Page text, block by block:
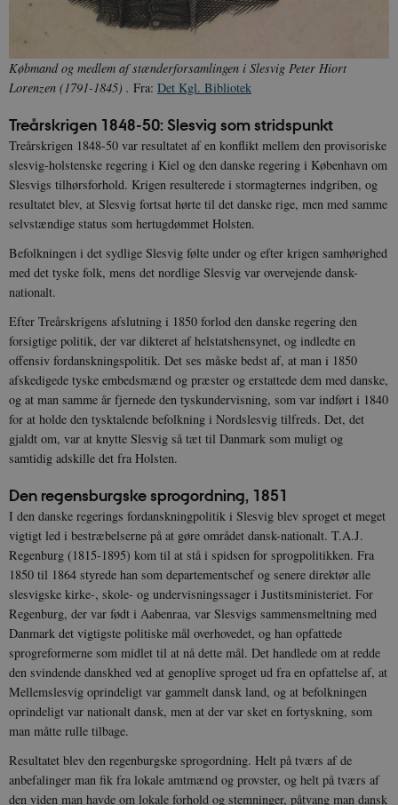
Købmand og medlem af stænderforsamlingen i Slesvig Peter Hiort
Lorenzen (1791-1845) . Fra: Det Kgl. Bibliotek
Treårskrigen 1848-50: Slesvig som stridspunkt
Treårskrigen 1848-50 var resultatet af en konflikt mellem den provisoriske
slesvig-holstenske regering i Kiel og den danske regering i København om
Slesvigs tilhørsforhold. Krigen resulterede i stormagternes indgriben, og
resultatet blev, at Slesvig fortsat hørte til det danske rige, men med samme
selvstændige status som hertugdømmet Holsten.
Befolkningen i det sydlige Slesvig følte under og efter krigen samhørighed
med det tyske folk, mens det nordlige Slesvig var overvejende dansk-
nationalt.
Efter Treårskrigens afslutning i 1850 forlod den danske regering den
forsigtige politik, der var dikteret af helstatshensynet, og indledte en
offensiv fordanskningspolitik. Det ses måske bedst af, at man i 1850
afskedigede tyske embedsmænd og præster og erstattede dem med danske,
og at man samme år fjernede den tyskundervisning, som var indført i 1840
for at holde den tysktalende befolkning i Nordslesvig tilfreds. Det, det
gjaldt om, var at knytte Slesvig så tæt til Danmark som muligt og
samtidig adskille det fra Holsten.
Den regensburgske sprogordning, 1851
I den danske regerings fordanskningpolitik i Slesvig blev sproget et meget
vigtigt led i bestræbelserne på at gøre området dansk-nationalt. T.A.J.
Regenburg (1815-1895) kom til at stå i spidsen for sprogpolitikken. Fra
1850 til 1864 styrede han som departementschef og senere direktør alle
slesvigske kirke-, skole- og undervisningssager i Justitsministeriet. For
Regenburg, der var født i Aabenraa, var Slesvigs sammensmeltning med
Danmark det vigtigste politiske mål overhovedet, og han opfattede
sprogreformerne som midlet til at nå dette mål. Det handlede om at redde
den svindende danskhed ved at genoplive sproget ud fra en opfattelse af, at
Mellemslesvig oprindeligt var gammelt dansk land, og at befolkningen
oprindeligt var nationalt dansk, men at der var sket en fortyskning, som
man måtte rulle tilbage.
Resultatet blev den regenburgske sprogordning. Helt på tværs af de
anbefalinger man fik fra lokale amtmænd og provster, og helt på tværs af
den viden man havde om lokale forhold og stemninger, påtvang man dansk